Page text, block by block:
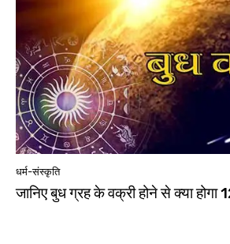
धर्म-संस्कृति
जानिए बुध ग्रह के वक्री होने से क्या होगा